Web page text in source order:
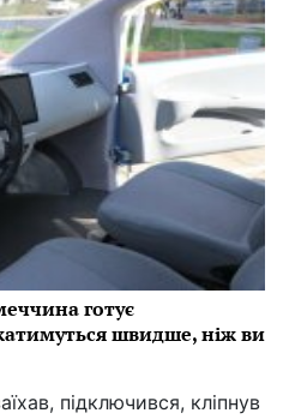
готує
швидше, ніж ви
підключився, кліпнув